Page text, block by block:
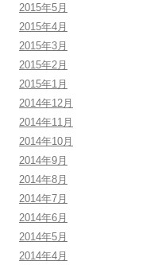
2015年5月
2015年4月
2015年3月
2015年2月
2015年1月
2014年12月
2014年11月
2014年10月
2014年9月
2014年8月
2014年7月
2014年6月
2014年5月
2014年4月